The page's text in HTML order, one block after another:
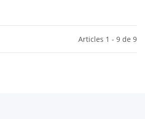
Articles 1 - 9 de 9